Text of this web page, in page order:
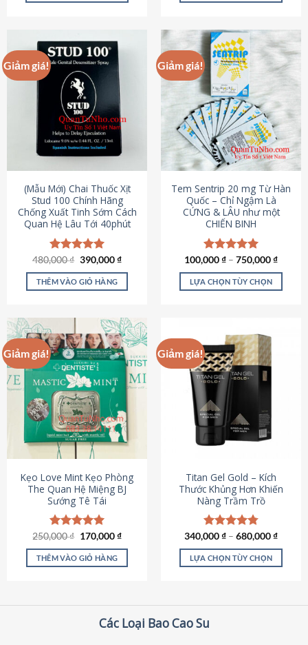
có
nhiều
biến
thể.
Các
tùy
chọn
được
chọn
trên
trang
sản
phẩm
này
có
nhiều
biến
thể.
Các
tùy
chọn
có
thể
chọn
trên
trang
sản
phẩm
Giảm giá!
(Mẫu Mới) Chai Thuốc Xịt
Stud 100 Chính Hãng
Chống Xuất Tinh Sớm Cách
Quan Hệ Lâu Tới 40phút
Được xếp
hạng5.00
5 sao
480,000₫ Giá
là:
480,000 ₫.
390,000₫Giá
tại
THÊM VÀO GIỎ HÀNG
Giảm giá!
Tem Sentrip 20 mg Từ Hàn
Quốc – Chỉ Ngậm Là
CỨNG & LÂU như một
CHIẾN BINH
Được xếp
hạng5.00
5 sao
100,000₫ – 750,000₫
LỰA CHỌN TÙY CHỌN
có
nhiều
biến
tùy
chọn
có
chọn
trên
trang
sản
phẩm
Giảm giá!
Kẹo Love Mint Kẹo Phòng
The Quan Hệ Miệng BJ
Sướng Tê Tái
Được xếp
hạng5.00
5 sao
250,000₫ Giá
là:
250,000 ₫.
170,000₫Giá
tại
THÊM VÀO GIỎ HÀNG
Giảm giá!
Titan Gel Gold – Kích
Thước Khủng Hơn Khiến
Nàng Trầm Trồ
Được xếp
hạng4.79
5 sao
340,000₫ – 680,000₫
LỰA CHỌN TÙY CHỌN
Các Loại Bao Cao Su